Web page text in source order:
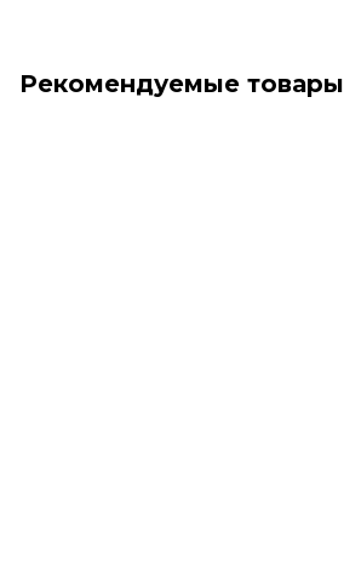
Рекомендуемые товары